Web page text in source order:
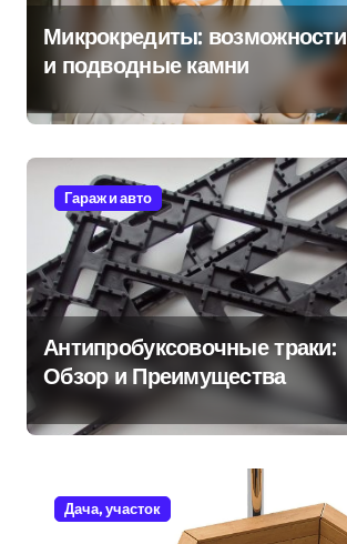
Микрокредиты: возможности
и подводные камни
Гараж и авто
Антипробуксовочные траки:
Обзор и Преимущества
Дача, участок